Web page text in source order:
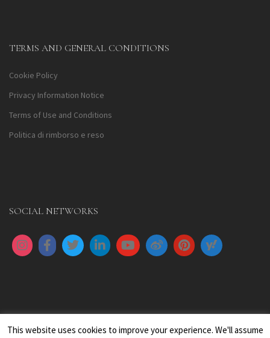
TERMS AND GENERAL CONDITIONS
Cookie Policy
Privacy Information Notice
Terms of Use and Conditions
Politica di rimborso e reso
SOCIAL NETWORKS
This website uses cookies to improve your experience. We'll assume